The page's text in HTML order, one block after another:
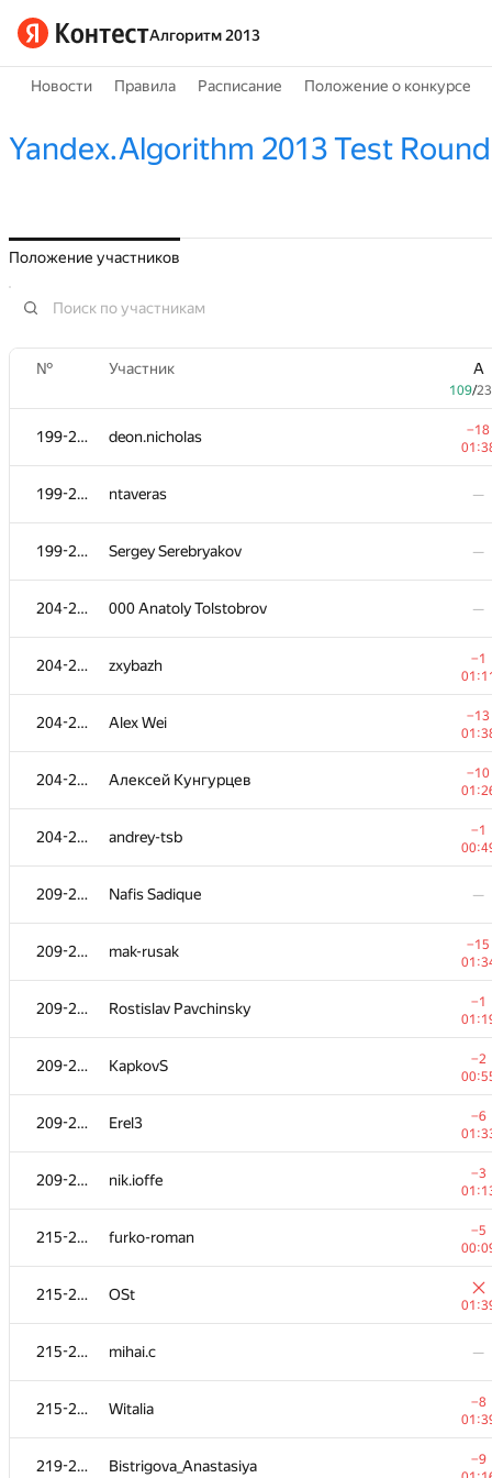
Алгоритм 2013
Новости Правила Расписание Положение о конкурсе
Yandex.Algorithm 2013 Test Round
Положение участников
№ Участник A
109/
199-203 deon.nicholas
−18
199-203 ntaveras —
199-203 Sergey Serebryakov —
204-208 000 Anatoly Tolstobrov —
204-208 zxybazh
−1
204-208 Alex Wei
−13
204-208 Алексей Кунгурцев
−10
204-208 andrey-tsb
−1
209-214 Nafis Sadique —
209-214 mak-rusak
−15
209-214 Rostislav Pavchinsky
−1
209-214 KapkovS
−2
209-214 Erel3
−6
209-214 nik.ioffe
−3
215-218 furko-roman
−5
215-218 OSt
215-218 mihai.c —
215-218 Witalia
−8
219-222 Bistrigova_Anastasiya
−9
/
deon.nicholas
−18
ntaveras —